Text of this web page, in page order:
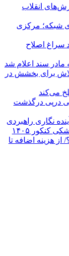
انقلاب
شبکه؛ مرکزی
سراغ اصلاح
برای بخشش در
می‌کند
درپی درگذشت
نگاری راهبردی
۱۴۰۵
هزینه اضافه تا